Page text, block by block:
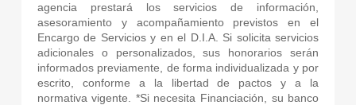
agencia prestará los servicios de información,
asesoramiento y acompañamiento previstos en el
Encargo de Servicios y en el D.I.A. Si solicita servicios
adicionales o personalizados, sus honorarios serán
informados previamente, de forma individualizada y por
escrito, conforme a la libertad de pactos y a la
normativa vigente. *Si necesita Financiación, su banco